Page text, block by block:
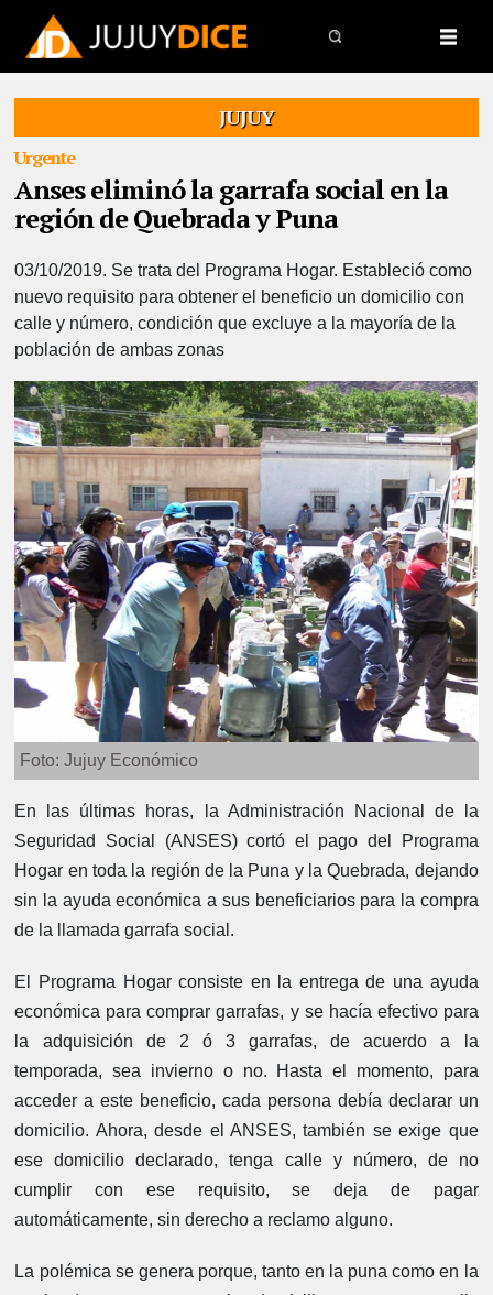
JUJUY
Urgente
Anses eliminó la garrafa social en la
región de Quebrada y Puna
03/10/2019. Se trata del Programa Hogar. Estableció como
nuevo requisito para obtener el beneficio un domicilio con
calle y número, condición que excluye a la mayoría de la
población de ambas zonas
Foto: Jujuy Económico
En las últimas horas, la Administración Nacional de la
Seguridad Social (ANSES) cortó el pago del Programa
Hogar en toda la región de la Puna y la Quebrada, dejando
sin la ayuda económica a sus beneficiarios para la compra
de la llamada garrafa social.
El Programa Hogar consiste en la entrega de una ayuda
económica para comprar garrafas, y se hacía efectivo para
la adquisición de 2 ó 3 garrafas, de acuerdo a la
temporada, sea invierno o no. Hasta el momento, para
acceder a este beneficio, cada persona debía declarar un
domicilio. Ahora, desde el ANSES, también se exige que
ese domicilio declarado, tenga calle y número, de no
cumplir con ese requisito, se deja de pagar
automáticamente, sin derecho a reclamo alguno.
La polémica se genera porque, tanto en la puna como en la